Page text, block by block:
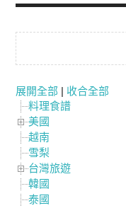
展開全部 | 收合全部
料理食譜
美國
越南
雪梨
台灣旅遊
韓國
泰國